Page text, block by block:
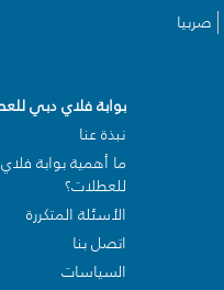
صربيا
بوابة فلاي دبي
نبذة عنا
ما أهمية بوابة
للعطلات؟
الأسئلة المتكررة
اتصل بنا
السياسات